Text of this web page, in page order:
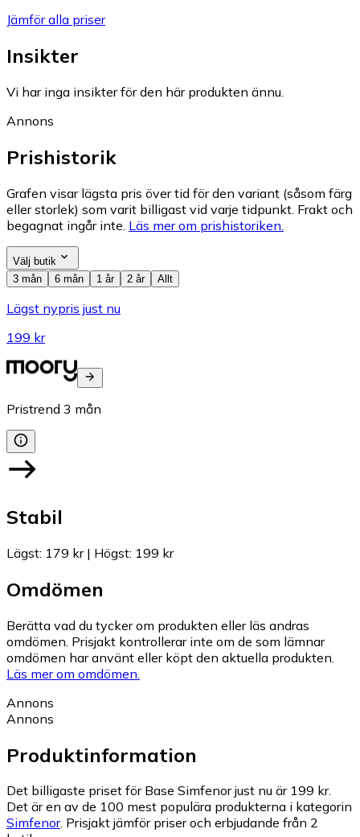
Jämför alla priser
Insikter
Vi har inga insikter för den här produkten ännu.
Annons
Prishistorik
Grafen visar lägsta pris över tid för den variant (såsom färg
eller storlek) som varit billigast vid varje tidpunkt. Frakt och
begagnat ingår inte. Läs mer om prishistoriken.
Välj butik
3 mån
6 mån 1 år 2 år Allt
Lägst nypris just nu
199 kr
Pristrend 3 mån
Stabil
Lägst: 179 kr| Högst: 199 kr
Omdömen
Berätta vad du tycker om produkten eller läs andras
omdömen. Prisjakt kontrollerar inte om de som lämnar
omdömen har använt eller köpt den aktuella produkten.
Läs mer om omdömen.
Annons
Annons
Produktinformation
Det billigaste priset för Base Simfenor just nu är 199 kr.
Det är en av de 100 mest populära produkterna i kategorin
Simfenor. Prisjakt jämför priser och erbjudande från 2